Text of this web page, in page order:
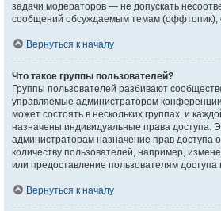
задачи модераторов — не допускать
сообщений обсуждаемым темам (оффтопик),
Вернуться к началу
Что такое группы пользователей?
Группы пользователей разбивают
управляемые администратором
может состоять в нескольких группах, и
назначены индивидуальные права доступа.
администраторам назначение прав доступа
количеству пользователей, например,
или предоставление пользователям
Вернуться к началу